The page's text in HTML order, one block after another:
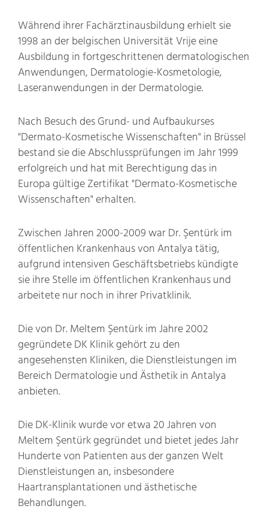
Während ihrer Fachärztinausbildung erhielt sie
1998 an der belgischen Universität Vrije eine
Ausbildung in fortgeschrittenen dermatologischen
Anwendungen, Dermatologie-Kosmetologie,
Laseranwendungen in der Dermatologie.
Nach Besuch des Grund- und Aufbaukurses
"Dermato-Kosmetische Wissenschaften" in Brüssel
bestand sie die Abschlussprüfungen im Jahr 1999
erfolgreich und hat mit Berechtigung das in
Europa gültige Zertifikat "Dermato-Kosmetische
Wissenschaften" erhalten.
Zwischen Jahren 2000-2009 war Dr. Şentürk im
öffentlichen Krankenhaus von Antalya tätig,
aufgrund intensiven Geschäftsbetriebs kündigte
sie ihre Stelle im öffentlichen Krankenhaus und
arbeitete nur noch in ihrer Privatklinik.
Die von Dr. Meltem Şentürk im Jahre 2002
gegründete DK Klinik gehört zu den
angesehensten Kliniken, die Dienstleistungen im
Bereich Dermatologie und Ästhetik in Antalya
anbieten.
Die DK-Klinik wurde vor etwa 20 Jahren von
Meltem Şentürk gegründet und bietet jedes Jahr
Hunderte von Patienten aus der ganzen Welt
Dienstleistungen an, insbesondere
Haartransplantationen und ästhetische
Behandlungen.